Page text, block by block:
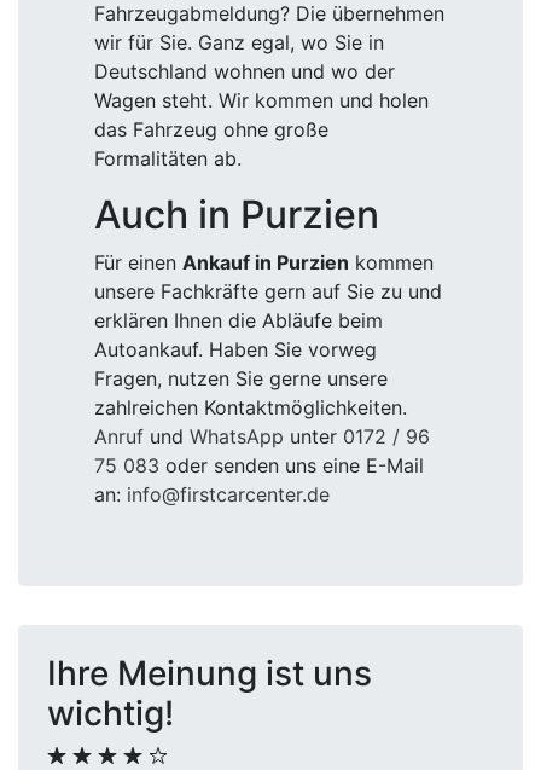
Fahrzeugabmeldung? Die übernehmen
wir für Sie. Ganz egal, wo Sie in
Deutschland wohnen und wo der
Wagen steht. Wir kommen und holen
das Fahrzeug ohne große
Formalitäten ab.
Auch in Purzien
Für einen Ankauf in Purzien kommen
unsere Fachkräfte gern auf Sie zu und
erklären Ihnen die Abläufe beim
Autoankauf. Haben Sie vorweg
Fragen, nutzen Sie gerne unsere
zahlreichen Kontaktmöglichkeiten.
Anruf und WhatsApp unter 0172 / 96
75 083 oder senden uns eine E-Mail
an: info@firstcarcenter.de
Ihre Meinung ist uns
wichtig!